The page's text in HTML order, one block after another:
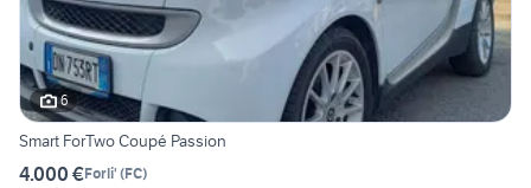
6
Smart ForTwo Coupé Passion
4.000 €Forli' (FC)